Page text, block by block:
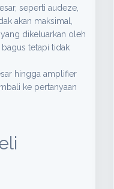
seperti audeze,
akan maksimal,
dikeluarkan oleh
tetapi tidak
hingga amplifier
ke pertanyaan